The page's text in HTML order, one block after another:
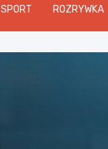
SPORT ROZRYWKA